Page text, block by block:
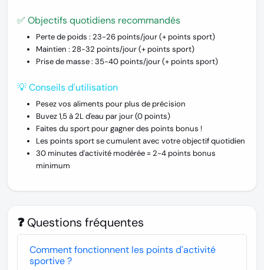
✅ Objectifs quotidiens recommandés
Perte de poids : 23-26 points/jour (+ points sport)
Maintien : 28-32 points/jour (+ points sport)
Prise de masse : 35-40 points/jour (+ points sport)
💡 Conseils d'utilisation
Pesez vos aliments pour plus de précision
Buvez 1,5 à 2L d'eau par jour (0 points)
Faites du sport pour gagner des points bonus !
Les points sport se cumulent avec votre objectif quotidien
30 minutes d'activité modérée = 2-4 points bonus
minimum
❓ Questions fréquentes
Comment fonctionnent les points d'activité
sportive ?